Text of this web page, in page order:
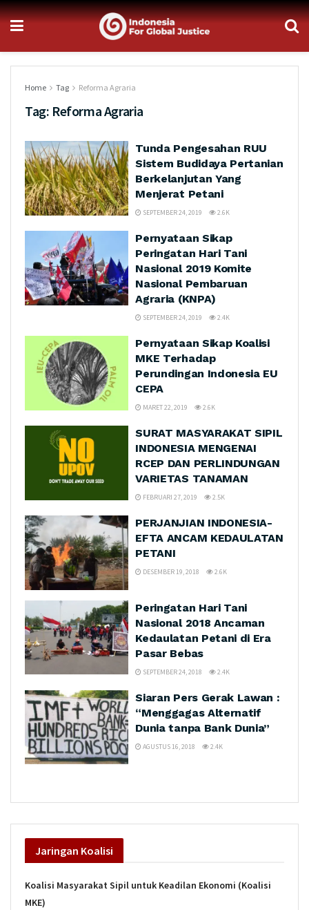
Home Tag Reforma Agraria
Tag: Reforma Agraria
Tunda Pengesahan RUU
Sistem Budidaya Pertanian
Berkelanjutan Yang
Menjerat Petani
SEPTEMBER 24, 2019 2.6K
Pernyataan Sikap
Peringatan Hari Tani
Nasional 2019 Komite
Nasional Pembaruan
Agraria (KNPA)
SEPTEMBER 24, 2019 2.4K
Pernyataan Sikap Koalisi
MKE Terhadap
Perundingan Indonesia EU
CEPA
MARET 22, 2019 2.6K
SURAT MASYARAKAT SIPIL
INDONESIA MENGENAI
RCEP DAN PERLINDUNGAN
VARIETAS TANAMAN
FEBRUARI 27, 2019 2.5K
PERJANJIAN INDONESIA-
EFTA ANCAM KEDAULATAN
PETANI
DESEMBER 19, 2018 2.6K
Peringatan Hari Tani
Nasional 2018 Ancaman
Kedaulatan Petani di Era
Pasar Bebas
SEPTEMBER 24, 2018 2.4K
Siaran Pers Gerak Lawan :
“Menggagas Alternatif
Dunia tanpa Bank Dunia”
AGUSTUS 16, 2018 2.4K
Jaringan Koalisi
Koalisi Masyarakat Sipil untuk Keadilan Ekonomi (Koalisi
MKE)